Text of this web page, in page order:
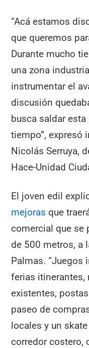
“Acá estamos
que queremos
Durante mucho
una zona
instrumentar el
discusión
busca saldar
tiempo”, expresó
Nicolás Serruya,
Hace-Unidad
El joven edil
mejoras que
comercial que se
de 500 metros, a
Palmas. “Juegos
ferias itinerantes,
existentes,
paseo de
locales y un
corredor costero,